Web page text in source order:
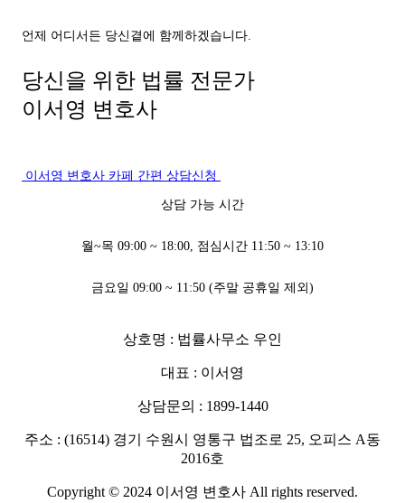
언제 어디서든 당신곁에 함께하겠습니다.
당신을 위한 법률 전문가
이서영 변호사
이서영 변호사 카페 간편 상담신청
상담 가능 시간
월~목 09:00 ~ 18:00, 점심시간 11:50 ~ 13:10
금요일 09:00 ~ 11:50 (주말 공휴일 제외)
상호명 : 법률사무소 우인
대표 : 이서영
상담문의 : 1899-1440
주소 : (16514) 경기 수원시 영통구 법조로 25, 오피스 A동
2016호
Copyright © 2024 이서영 변호사 All rights reserved.